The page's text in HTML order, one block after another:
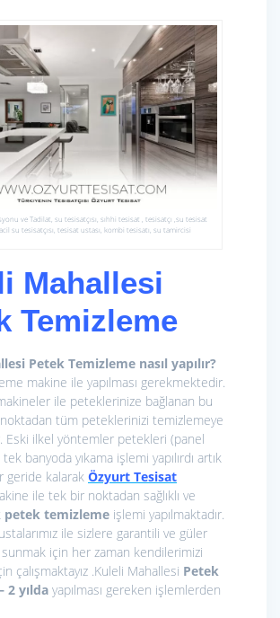
ve Tadilat, su tesisatçısı, sıhhi tesisat , tesisatçı ,su tesisat
su tesisatçısı, tesisat ustası, kombi tesisatı, su tamircisi
Mahallesi
Temizleme
Petek Temizleme nasıl yapılır?
makine ile yapılması gerekmektedir.
ile peteklerinize bağlanan bu
tüm peteklerinizi temizlemeye
Eski ilkel yöntemler petekleri (panel
banyoda yıkama işlemi yapılırdı artık
geride kalarak Özyurt Tesisat
ile tek bir noktadan sağlıklı ve
petek temizleme işlemi yapılmaktadır.
ile sizlere garantili ve güler
için her zaman kendilerimizi
çalışmaktayız .Kuleli Mahallesi Petek
2 yılda yapılması gereken işlemlerden